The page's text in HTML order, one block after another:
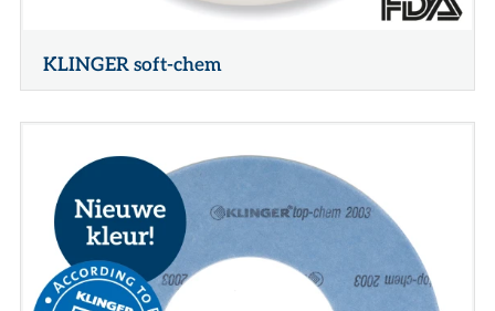
KLINGER soft-chem